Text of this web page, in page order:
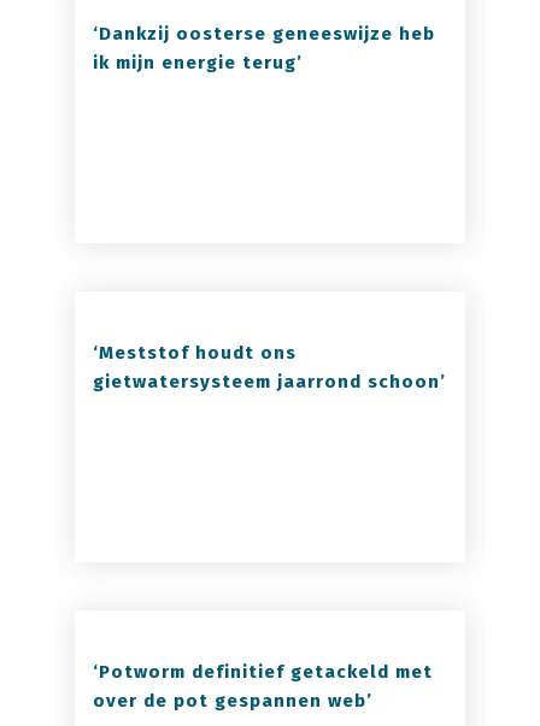
‘Dankzij oosterse geneeswijze heb
ik mijn energie terug’
‘Meststof houdt ons
gietwatersysteem jaarrond schoon’
‘Potworm definitief getackeld met
over de pot gespannen web’